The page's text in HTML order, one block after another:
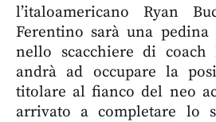
l’italoamericano Ryan
Ferentino sarà una
nello scacchiere di
andrà ad occupare la
titolare al fianco del neo
arrivato a completare lo